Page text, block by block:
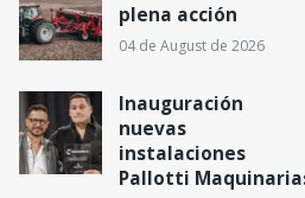
plena acción
04 de August de 2026
Inauguración
nuevas
instalaciones
Pallotti